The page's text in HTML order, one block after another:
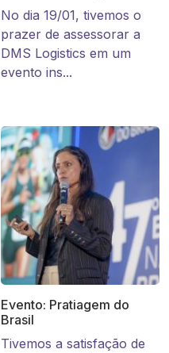
No dia 19/01, tivemos o
prazer de assessorar a
DMS Logistics em um
evento ins...
Evento: Pratiagem do
Brasil
Tivemos a satisfação de